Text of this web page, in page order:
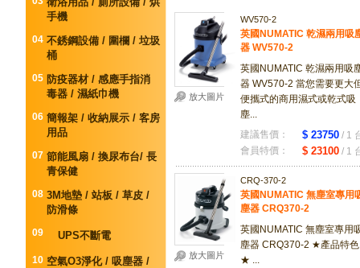
手機
04 不銹鋼設備 / 圍欄 / 垃圾
桶
05 防疫器材 / 感應手指消
毒器 / 濕紙巾機
06 簡報架 / 收納展示 / 客房
用品
07 節能風扇 / 換尿布台/ 長
青保健
08 3M地墊 / 站板 / 草皮 /
防滑條
09 UPS不斷電
10 空氣O3淨化 / 吸塵器 /
放大圖片
WV570-2
英國NUMATIC 乾濕兩用吸
器 WV570-2
英國NUMATIC 乾濕兩用吸
器 WV570-2 當您需要更大
便攜式的商用濕式或乾式吸
塵...
建議售價：
$ 23750/ 1
會員特價：
$ 23100/ 1
放大圖片
CRQ-370-2
英國NUMATIC 無塵室專用
塵器 CRQ370-2
英國NUMATIC 無塵室專用
塵器 CRQ370-2 ★產品特色
★ ...